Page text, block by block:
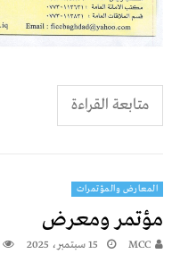
متابعة القراءة
المعارض والمؤتمرات
مؤتمر ومعرض
MCC 15 سبتمبر، 2025